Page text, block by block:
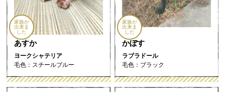
家族が
出来ま
した
あすか
ヨークシャテリア
毛色：スチールブルー
家族が
出来ま
した
かぼす
ラブラドール
毛色：ブラック